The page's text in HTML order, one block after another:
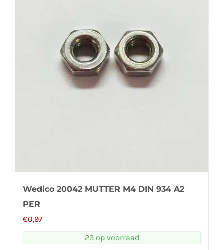
Wedico 20042 MUTTER M4 DIN 934 A2
PER
€0,97
23 op voorraad